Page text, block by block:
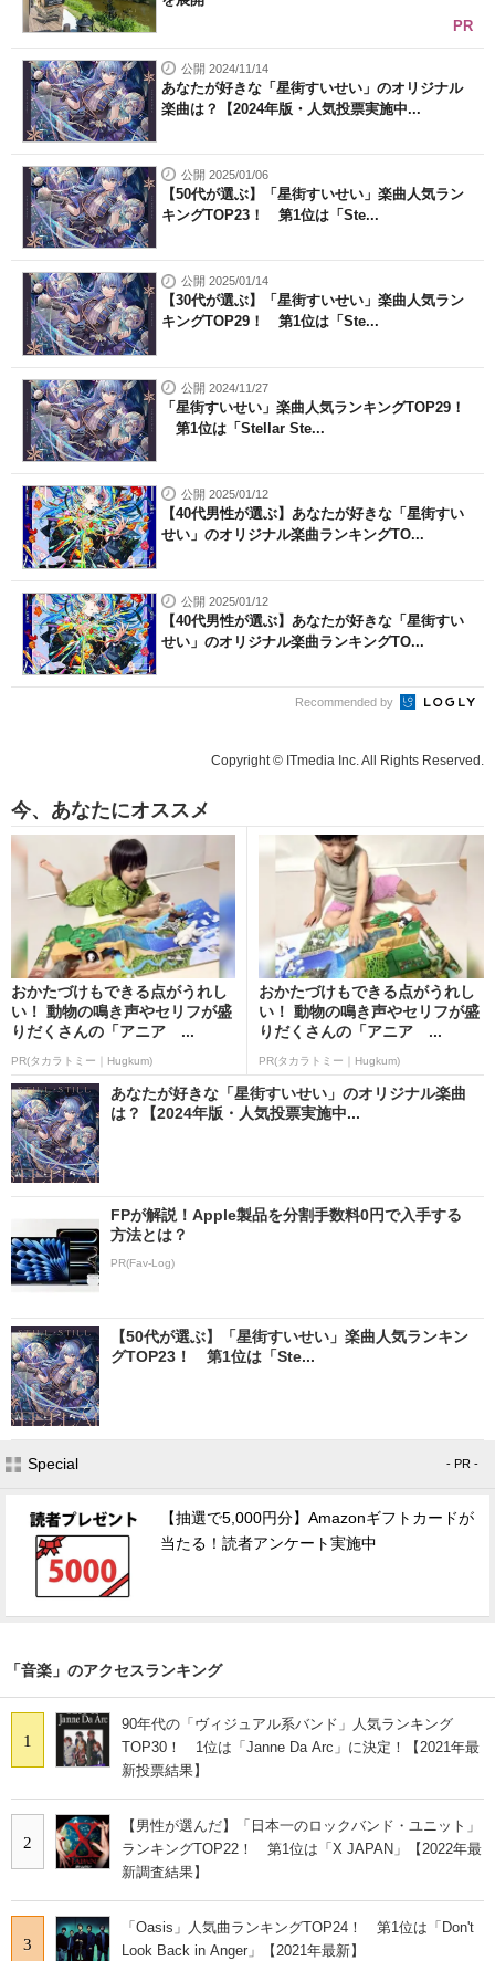
PR
公開 2024/11/14
あなたが好きな「星街すいせい」のオリジナル
楽曲は？【2024年版・人気投票実施中...
公開 2025/01/06
【50代が選ぶ】「星街すいせい」楽曲人気ラン
キングTOP23！ 第1位は「Ste...
公開 2025/01/14
【30代が選ぶ】「星街すいせい」楽曲人気ラン
キングTOP29！ 第1位は「Ste...
公開 2024/11/27
「星街すいせい」楽曲人気ランキングTOP29！
第1位は「Stellar Ste...
公開 2025/01/12
【40代男性が選ぶ】あなたが好きな「星街すい
せい」のオリジナル楽曲ランキングTO...
公開 2025/01/12
【40代男性が選ぶ】あなたが好きな「星街すい
せい」のオリジナル楽曲ランキングTO...
Recommended by
Copyright © ITmedia Inc. All Rights Reserved.
今、あなたにオススメ
おかたづけもできる点がうれし
い！ 動物の鳴き声やセリフが盛
りだくさんの「アニア ...
PR(タカラトミー｜Hugkum)
おかたづけもできる点がうれし
い！ 動物の鳴き声やセリフが盛
りだくさんの「アニア ...
PR(タカラトミー｜Hugkum)
あなたが好きな「星街すいせい」のオリジナル楽曲
は？【2024年版・人気投票実施中...
FPが解説！Apple製品を分割手数料0円で入手する
方法とは？
PR(Fav-Log)
【50代が選ぶ】「星街すいせい」楽曲人気ランキン
グTOP23！ 第1位は「Ste...
Special - PR -
【抽選で5,000円分】Amazonギフトカードが
当たる！読者アンケート実施中
「音楽」のアクセスランキング
1
90年代の「ヴィジュアル系バンド」人気ランキング
TOP30！ 1位は「Janne Da Arc」に決定！【2021年最
新投票結果】
2
【男性が選んだ】「日本一のロックバンド・ユニット」
ランキングTOP22！ 第1位は「X JAPAN」【2022年最
新調査結果】
3
「Oasis」人気曲ランキングTOP24！ 第1位は「Don't
Look Back in Anger」【2021年最新】